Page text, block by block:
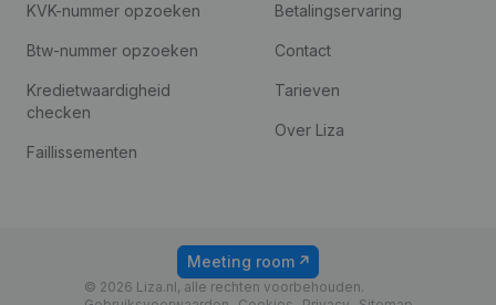
KVK-nummer opzoeken
Btw-nummer opzoeken
Kredietwaardigheid
checken
Faillissementen
Betalingservaring
Contact
Tarieven
Over Liza
© 2026 Liza.nl, alle rechten voorbehouden.
Meeting room